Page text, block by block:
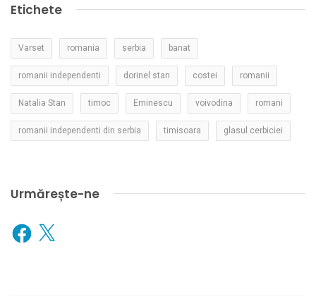
Etichete
Varset romania serbia banat
romanii independenti dorinel stan costei romanii
Natalia Stan timoc Eminescu voivodina romani
romanii independenti din serbia timisoara glasul cerbiciei
Urmărește-ne
Facebook
X